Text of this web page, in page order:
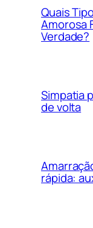
Quais
Amorosa
Verdade?
Simpatia
de volta
rápida: